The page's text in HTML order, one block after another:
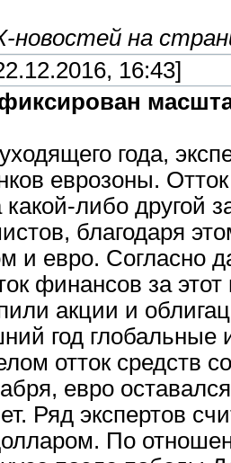
новостей на
16:43]
года,
еврозоны.
либо другой
благодаря
и евро. Согласно
финансов за
акции и
год глобальные
отток средств
евро
Ряд экспертов
По